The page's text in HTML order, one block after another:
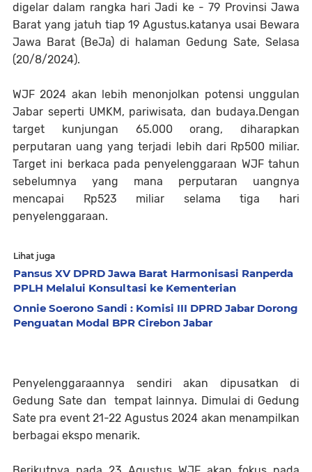
digelar dalam rangka hari Jadi ke - 79 Provinsi Jawa
Barat yang jatuh tiap 19 Agustus.katanya usai Bewara
Jawa Barat (BeJa) di halaman Gedung Sate, Selasa
(20/8/2024).
WJF 2024 akan lebih menonjolkan potensi unggulan
Jabar seperti UMKM, pariwisata, dan budaya.Dengan
target kunjungan 65.000 orang, diharapkan
perputaran uang yang terjadi lebih dari Rp500 miliar.
Target ini berkaca pada penyelenggaraan WJF tahun
sebelumnya yang mana perputaran uangnya
mencapai Rp523 miliar selama tiga hari
penyelenggaraan.
Lihat juga
Pansus XV DPRD Jawa Barat Harmonisasi Ranperda
PPLH Melalui Konsultasi ke Kementerian
Onnie Soerono Sandi : Komisi III DPRD Jabar Dorong
Penguatan Modal BPR Cirebon Jabar
Penyelenggaraannya sendiri akan dipusatkan di
Gedung Sate dan tempat lainnya. Dimulai di Gedung
Sate pra event 21-22 Agustus 2024 akan menampilkan
berbagai ekspo menarik.